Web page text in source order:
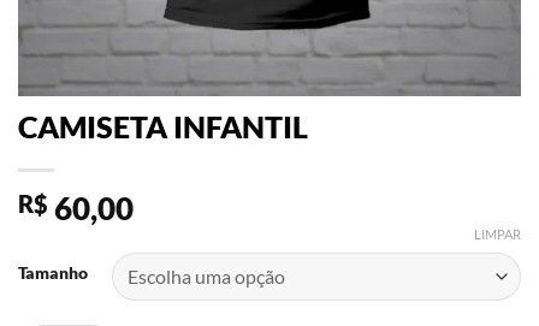
CAMISETA INFANTIL
R$ 60,00
Tamanho
LIMPAR